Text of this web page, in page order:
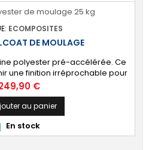
ECOMPOSITES
DE MOULAGE
polyester pré-accélérée. Ce
une finition irréprochable pour
de pièces composites en
carrosserie ou d’un bateau,
d’art, etc. Couleur au choix.
un revêtement à l’aspect
parfaitement lisse,...
€
au panier
En stock